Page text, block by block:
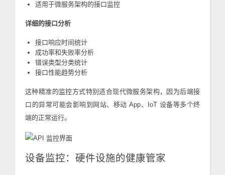
适用于微服务架构的接口监控
详细的接口分析
接口响应时间统计
成功率和失败率分析
错误类型分类统计
接口性能趋势分析
这种精准的监控方式特别适合现代微服务架构，因为后端接
口的异常可能会影响到网站、移动 App、IoT 设备等多个终
端的正常运行。
设备监控：硬件设施的健康管家